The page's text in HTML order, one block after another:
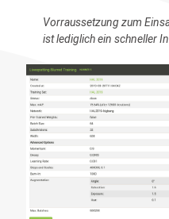
Vorraussetzung zum
ist lediglich ein schneller